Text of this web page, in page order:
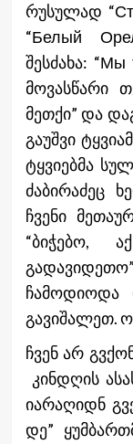
რუსულად
“Белый
შესძახა:
მოვასწარი
მეთქი” და
გაუშვი
ტყვიებმა
ძაბირაძეც
ჩვენი
“ბიჭებო,
ჩამოდიოდა
გავიშალეთ.
ჩვენ არ
კინდღის
იარაღიდნ
დე”